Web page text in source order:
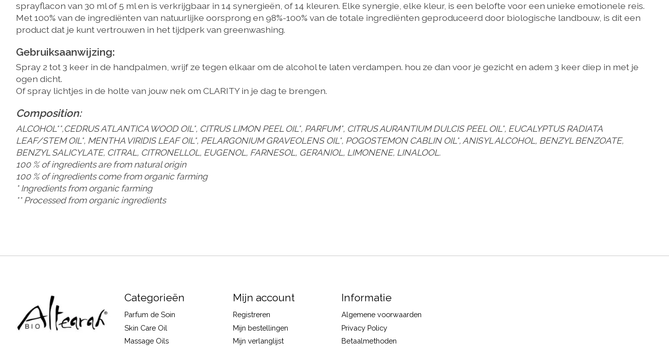
sprayflacon van 30 ml of 5 ml en is verkrijgbaar in 14 synergieën, of 14 kleuren. Elke synergie, elke kleur, is een belofte voor een unieke emotionele reis.
Met 100% van de ingrediënten van natuurlijke oorsprong en 98%-100% van de totale ingrediënten geproduceerd door biologische landbouw, is dit een
product dat je kunt vertrouwen in het tijdperk van greenwashing.
Gebruiksaanwijzing:
Spray 2 tot 3 keer in de handpalmen, wrijf ze tegen elkaar om de alcohol te laten verdampen. hou ze dan voor je gezicht en adem 3 keer diep in met je
ogen dicht.
Of spray lichtjes in de holte van jouw nek om CLARITY in je dag te brengen.
Composition:
ALCOHOL**,CEDRUS ATLANTICA WOOD OIL*, CITRUS LIMON PEEL OIL*, PARFUM*, CITRUS AURANTIUM DULCIS PEEL OIL*, EUCALYPTUS RADIATA
LEAF/STEM OIL*, MENTHA VIRIDIS LEAF OIL*, PELARGONIUM GRAVEOLENS OIL*, POGOSTEMON CABLIN OIL*, ANISYL ALCOHOL, BENZYL BENZOATE,
BENZYL SALICYLATE, CITRAL, CITRONELLOL, EUGENOL, FARNESOL, GERANIOL, LIMONENE, LINALOOL.
100 % of ingredients are from natural origin
100 % of ingredients come from organic farming
* Ingredients from organic farming
** Processed from organic ingredients
Categorieën
Parfum de Soin
Skin Care Oil
Massage Oils
Mijn account
Registreren
Mijn bestellingen
Mijn verlanglijst
Informatie
Algemene voorwaarden
Privacy Policy
Betaalmethoden